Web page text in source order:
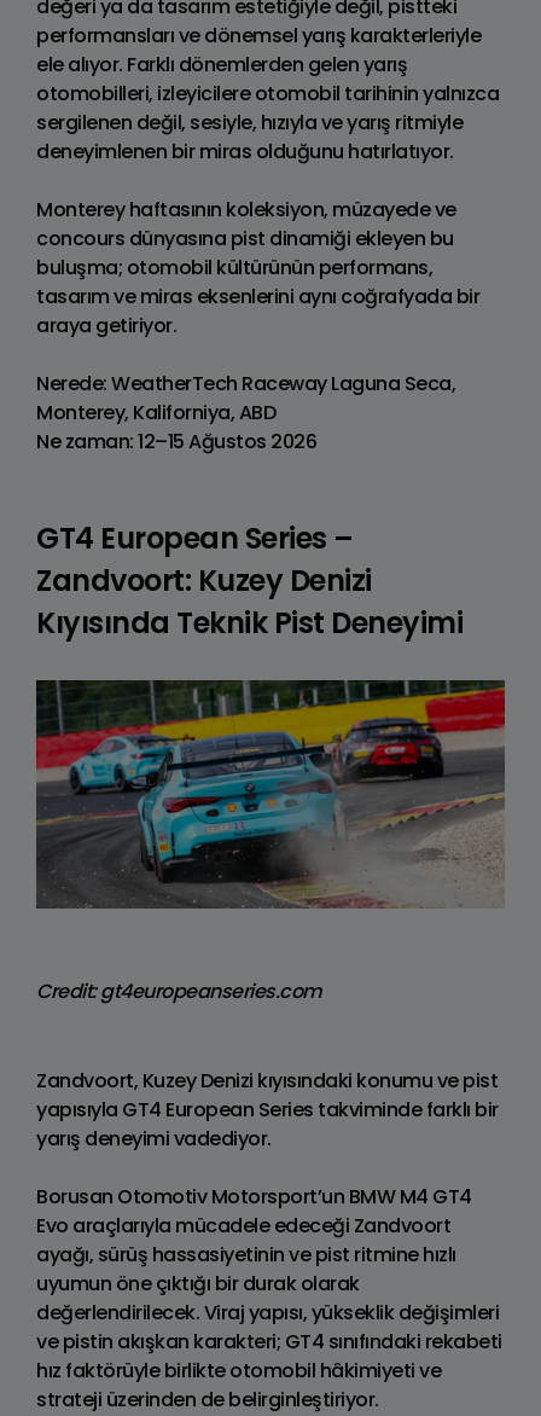
değeri ya da tasarım estetiğiyle değil, pistteki
performansları ve dönemsel yarış karakterleriyle
ele alıyor. Farklı dönemlerden gelen yarış
otomobilleri, izleyicilere otomobil tarihinin yalnızca
sergilenen değil, sesiyle, hızıyla ve yarış ritmiyle
deneyimlenen bir miras olduğunu hatırlatıyor.
Monterey haftasının koleksiyon, müzayede ve
concours dünyasına pist dinamiği ekleyen bu
buluşma; otomobil kültürünün performans,
tasarım ve miras eksenlerini aynı coğrafyada bir
araya getiriyor.
Nerede: WeatherTech Raceway Laguna Seca,
Monterey, Kaliforniya, ABD
Ne zaman: 12–15 Ağustos 2026
GT4 European Series –
Zandvoort: Kuzey Denizi
Kıyısında Teknik Pist Deneyimi
Credit: gt4europeanseries.com
Zandvoort, Kuzey Denizi kıyısındaki konumu ve pist
yapısıyla GT4 European Series takviminde farklı bir
yarış deneyimi vadediyor.
Borusan Otomotiv Motorsport’un BMW M4 GT4
Evo araçlarıyla mücadele edeceği Zandvoort
ayağı, sürüş hassasiyetinin ve pist ritmine hızlı
uyumun öne çıktığı bir durak olarak
değerlendirilecek. Viraj yapısı, yükseklik değişimleri
ve pistin akışkan karakteri; GT4 sınıfındaki rekabeti
hız faktörüyle birlikte otomobil hâkimiyeti ve
strateji üzerinden de belirginleştiriyor.